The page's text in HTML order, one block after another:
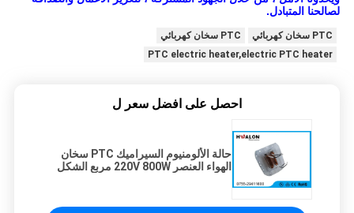
لصالحنا المتبادل.
PTC سخان كهربائي
PTC سخان كهربائي
PTC electric heater,electric PTC heater
احصل على افضل سعر ل
حالة الألومنيوم السيراميك PTC سخان
الهواء العنصر 220V 800W مربع الشكل